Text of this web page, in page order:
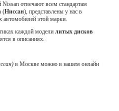
отвечают всем стандартам
(Ниссан), представлены у нас в
автомобилей этой марки.
каждой модели литых дисков
в описаниях.
в Москве можно в нашем онлайн